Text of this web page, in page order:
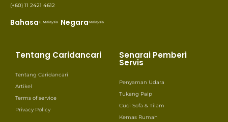
(+60) 11 2421 4612
BahasaB. Malaysia NegaraMalaysia
Tentang Caridancari
Tentang Caridancari
Artikel
Terms of service
Privacy Policy
Senarai Pemberi
Servis
Penyaman Udara
Tukang Paip
Cuci Sofa & Tilam
Kemas Rumah